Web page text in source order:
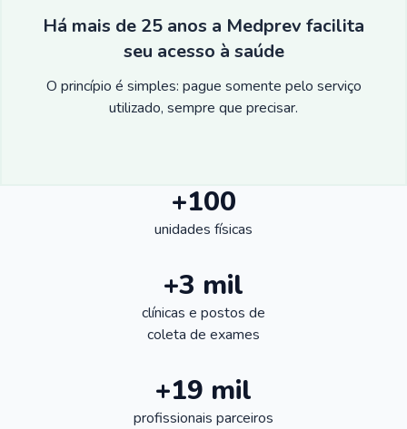
Há mais de 25 anos a Medprev facilita
seu acesso à saúde
O princípio é simples: pague somente pelo serviço
utilizado, sempre que precisar.
+100
unidades físicas
+3 mil
clínicas e postos de
coleta de exames
+19 mil
profissionais parceiros